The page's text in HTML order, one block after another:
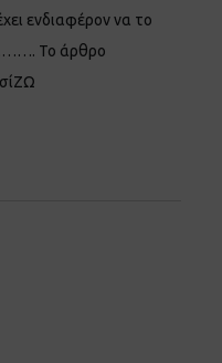
ενδιαφέρον να το
Το άρθρο